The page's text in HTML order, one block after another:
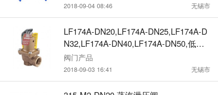
2018-09-04 08:46 无锡市
LF174A-DN20,LF174A-DN25,LF174A-D
N32,LF174A-DN40,LF174A-DN50,低铅A
SME安全泄压阀
阀门产品
2018-09-03 16:41 无锡市